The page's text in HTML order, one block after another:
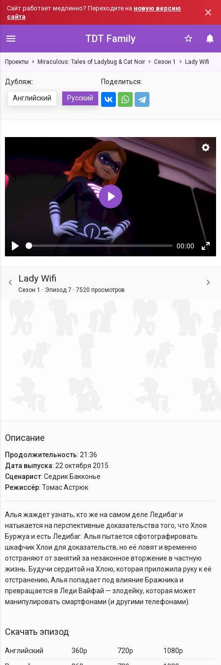
Сайт работает медленно? Переходите на новую версию
сайта
TDT Family
Проекты Miraculous: Tales of Ladybug & Cat Noir Сезон 1 Lady Wifi
Дубляж:
Английский Русский
Поделиться:
Воспроизвести
00:00
Воспроизвести
Lady Wifi
Сезон 1 · Эпизод 7 · 7520 просмотров
Описание
Продолжительность: 21:36
Дата выпуска: 22 октября 2015
Сценарист: Седрик Бакконье
Режиссёр: Томас Астрюк
Алья жаждет узнать, кто же на самом деле Ледибаг и
натыкается на перспективные доказательства того, что Хлоя
Буржуа и есть Ледибаг. Алья пытается сфотографировать
шкафчик Хлои для доказательств, но её ловят и временно
отстраняют от занятий за незаконное вторжение в частную
жизнь. Будучи сердитой на Хлою, которая приложила руку к её
отстранению, Алья попадает под влияние Бражника и
превращается в Леди Вайфай — злодейку, которая может
манипулировать смартфонами (и другими телефонами).
Скачать эпизод
Английский 360p 720p
1080p